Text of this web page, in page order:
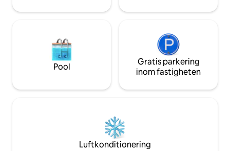
Pool
Gratis parkering
inom fastigheten
Luftkonditionering